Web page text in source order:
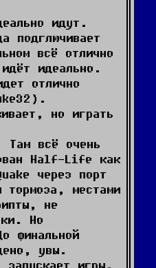
идут.
подглючивает
всё отлично
идеально.
отлично
но играть
всё очень
Half-Life как
через порт
тормоза, местами
не
Но
финальной
увы.
запускает игры,